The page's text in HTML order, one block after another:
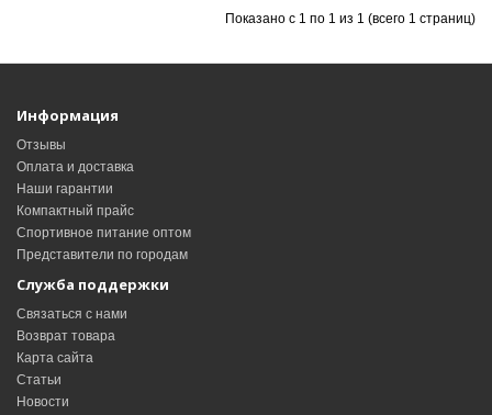
Показано с 1 по 1 из 1 (всего 1 страниц)
Информация
Отзывы
Оплата и доставка
Наши гарантии
Компактный прайс
Спортивное питание оптом
Представители по городам
Служба поддержки
Связаться с нами
Возврат товара
Карта сайта
Статьи
Новости